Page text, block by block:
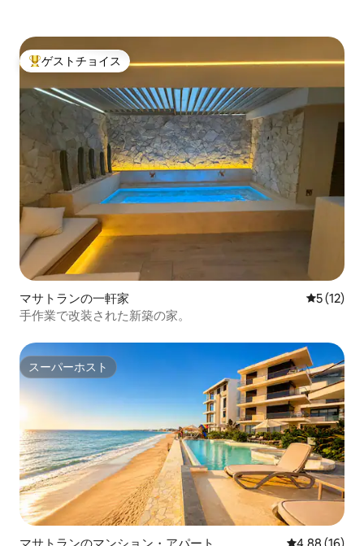
大好評のゲストチョイスです。
ゲストチョイス
マサトランの一軒家 レビュー
5 (12)
手作業で改装された新築の家。
スーパーホスト
スーパーホスト